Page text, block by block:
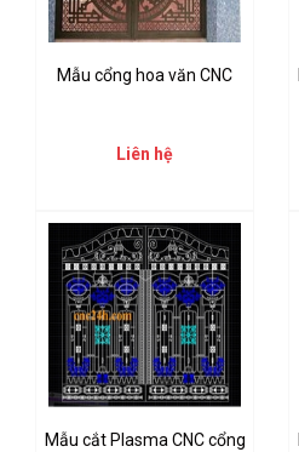
Mẫu cổng hoa văn CNC
Liên hệ
Mẫu cắt Plasma CNC cổng